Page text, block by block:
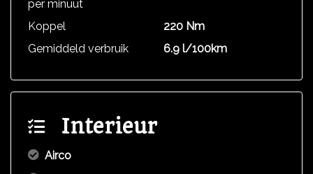
per minuut
Koppel
220 Nm
Gemiddeld verbruik
6.9 l/100km
Interieur
Airco